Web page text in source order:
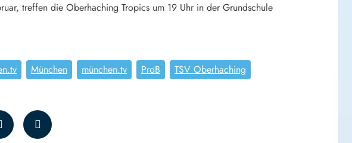
treffen die Oberhaching Tropics um 19 Uhr in der Grundschule
München münchen.tv ProB TSV Oberhaching